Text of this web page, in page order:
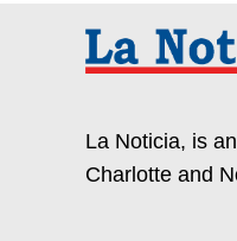
La Noticia, is
Charlotte and